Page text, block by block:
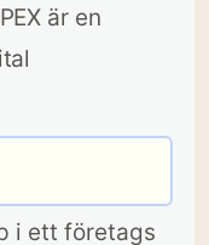
är en
i ett företags